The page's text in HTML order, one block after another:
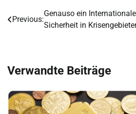
Post
Previous:
Genauso ein
Sicherheit in
Verwandte Beiträge